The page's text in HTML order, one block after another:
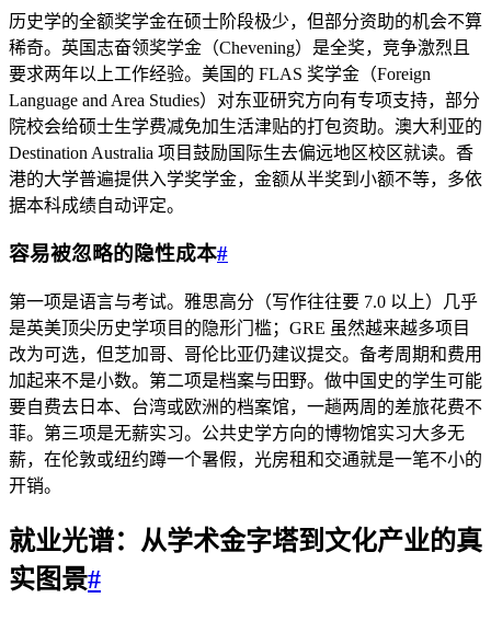
历史学的全额奖学金在硕士阶段极少，但部分资助的机会不算
稀奇。英国志奋领奖学金（Chevening）是全奖，竞争激烈且
要求两年以上工作经验。美国的 FLAS 奖学金（Foreign
Language and Area Studies）对东亚研究方向有专项支持，部分
院校会给硕士生学费减免加生活津贴的打包资助。澳大利亚的
Destination Australia 项目鼓励国际生去偏远地区校区就读。香
港的大学普遍提供入学奖学金，金额从半奖到小额不等，多依
据本科成绩自动评定。
容易被忽略的隐性成本#
第一项是语言与考试。雅思高分（写作往往要 7.0 以上）几乎
是英美顶尖历史学项目的隐形门槛；GRE 虽然越来越多项目
改为可选，但芝加哥、哥伦比亚仍建议提交。备考周期和费用
加起来不是小数。第二项是档案与田野。做中国史的学生可能
要自费去日本、台湾或欧洲的档案馆，一趟两周的差旅花费不
菲。第三项是无薪实习。公共史学方向的博物馆实习大多无
薪，在伦敦或纽约蹲一个暑假，光房租和交通就是一笔不小的
开销。
就业光谱：从学术金字塔到文化产业的真
实图景#